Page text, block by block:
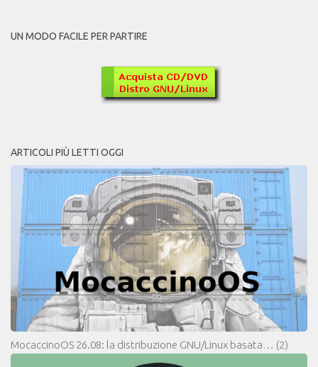
UN MODO FACILE PER PARTIRE
ARTICOLI PIÙ LETTI OGGI
MocaccinoOS 26.08: la distribuzione GNU/Linux basata… (2)